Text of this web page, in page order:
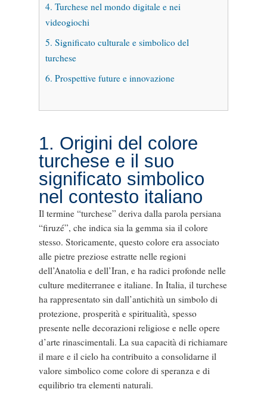
4. Turchese nel mondo digitale e nei
videogiochi
5. Significato culturale e simbolico del
turchese
6. Prospettive future e innovazione
1. Origini del colore
turchese e il suo
significato simbolico
nel contesto italiano
Il termine “turchese” deriva dalla parola persiana
“firuzé”, che indica sia la gemma sia il colore
stesso. Storicamente, questo colore era associato
alle pietre preziose estratte nelle regioni
dell’Anatolia e dell’Iran, e ha radici profonde nelle
culture mediterranee e italiane. In Italia, il turchese
ha rappresentato sin dall’antichità un simbolo di
protezione, prosperità e spiritualità, spesso
presente nelle decorazioni religiose e nelle opere
d’arte rinascimentali. La sua capacità di richiamare
il mare e il cielo ha contribuito a consolidarne il
valore simbolico come colore di speranza e di
equilibrio tra elementi naturali.